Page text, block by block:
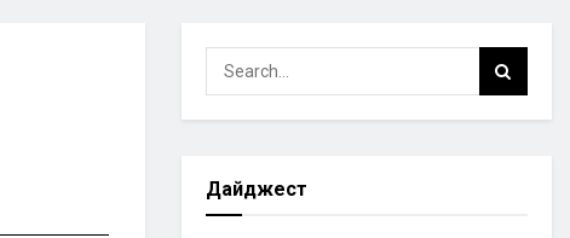
Дайджест